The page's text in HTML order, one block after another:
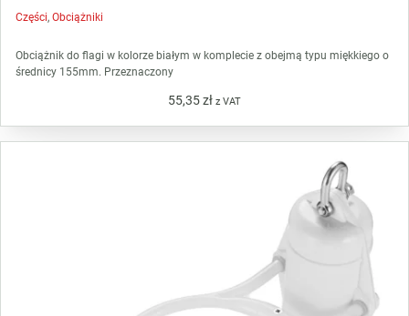
Części,Obciążniki
Obciążnik do flagi w kolorze białym w komplecie z obejmą typu miękkiego o
średnicy 155mm. Przeznaczony
55,35zł z VAT